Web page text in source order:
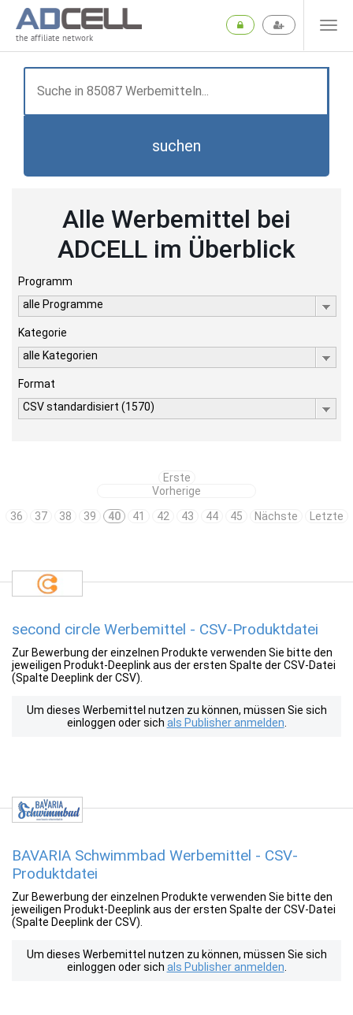
the affiliate network
suchen
Alle Werbemittel bei
ADCELL im Überblick
Programm
alle Programme
Kategorie
alle Kategorien
Format
CSV standardisiert (1570)
Erste
Vorherige
36
37 38 39 40 41 42 43 44 45 Nächste Letzte
second circle Werbemittel - CSV-Produktdatei
Zur Bewerbung der einzelnen Produkte verwenden Sie bitte den
jeweiligen Produkt-Deeplink aus der ersten Spalte der CSV-Datei
(Spalte Deeplink der CSV).
Um dieses Werbemittel nutzen zu können, müssen Sie sich
einloggen oder sich als Publisher anmelden
BAVARIA Schwimmbad Werbemittel - CSV-
Produktdatei
Zur Bewerbung der einzelnen Produkte verwenden Sie bitte den
jeweiligen Produkt-Deeplink aus der ersten Spalte der CSV-Datei
(Spalte Deeplink der CSV).
Um dieses Werbemittel nutzen zu können, müssen Sie sich
einloggen oder sich als Publisher anmelden